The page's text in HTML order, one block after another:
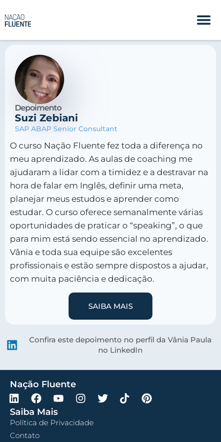
Depoimento
Suzi Zebiani
SAP ABAP Senior Consultant
O curso Nação Fluente fez toda a diferença no
meu aprendizado. As aulas de coaching me
ajudaram a lidar com a timidez e a destravar na
hora de falar em Inglês, definir uma meta,
planejar meus estudos e aprender como
estudar. O curso oferece semanalmente várias
oportunidades de praticar o “speaking”, o que
para mim está sendo essencial no aprendizado.
Vânia e toda sua equipe são excelentes
profissionais e estão sempre dispostos a ajudar,
com muita paciência e dedicação.
SAIBA MAIS
Confira este depoimento no perfil da Vânia Paula
no LinkedIn
Nação Fluente
Saiba Mais
Política de Privacidade
Contato